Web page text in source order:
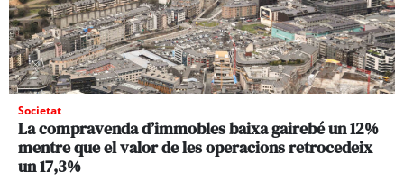
Societat
La compravenda d’immobles baixa gairebé un 12%
mentre que el valor de les operacions retrocedeix
un 17,3%